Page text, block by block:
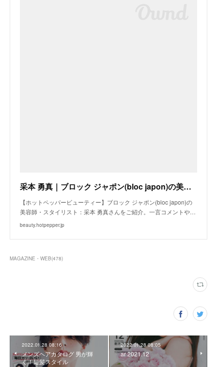
采本 勇真｜ブロック ジャポン(bloc japon)の美容師・スタイリスト｜ホットペッパービューティー
【ホットペッパービューティー】ブロック ジャポン(bloc japon)の
美容師・スタイリスト：采本 勇真さんをご紹介。一言コメントや…
beauty.hotpepper.jp
MAGAZINE・WEB(478)
2022.01.28 08:16
メンズヘアカタログ 男が輝
く！短髪スタイル
2022.01.28 08:05
ar 2021.12